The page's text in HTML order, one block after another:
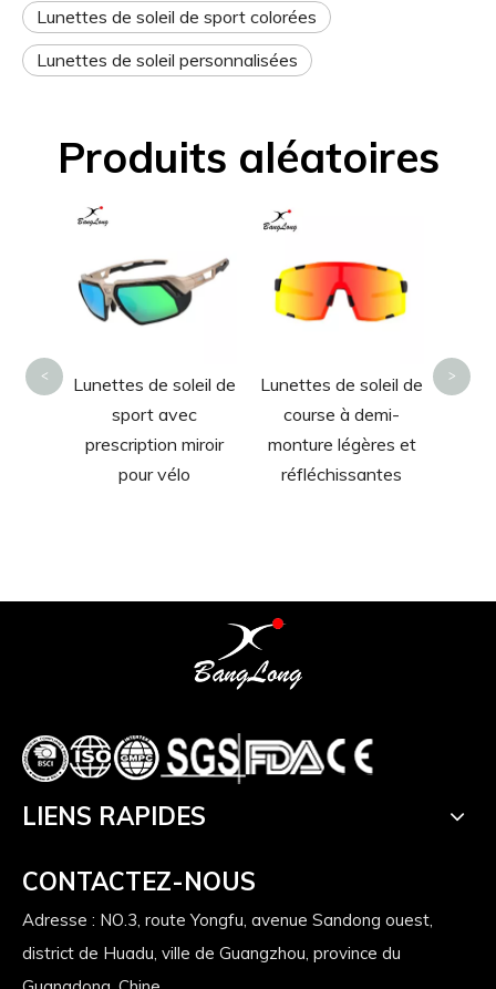
Lunettes de soleil de sport colorées
Lunettes de soleil personnalisées
Produits aléatoires
Lunettes de soleil de
sport avec
prescription miroir
pour vélo
Lunettes de soleil de
course à demi-
monture légères et
réfléchissantes
< >
LIENS RAPIDES
CONTACTEZ-NOUS
Adresse : NO.3, route Yongfu, avenue Sandong ouest,
district de Huadu, ville de Guangzhou, province du